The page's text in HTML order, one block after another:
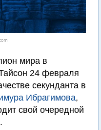
мира в
24 февраля
секунданта в
Ибрагимова,
свой очередной
.